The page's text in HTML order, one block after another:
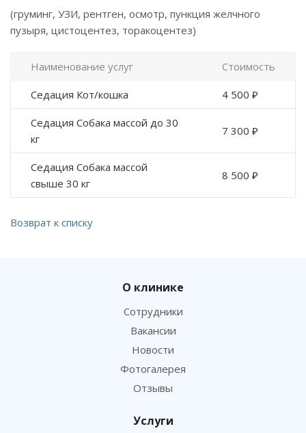
(груминг, УЗИ, рентген, осмотр, пункция желчного
пузыря, цистоцентез, торакоцентез)
Наименование услуг Стоимость
Седация Кот/кошка 4 500 ₽
Седация Собака массой до 30
кг
7 300 ₽
Седация Собака массой
свыше 30 кг
8 500 ₽
Возврат к списку
О клинике
Сотрудники
Вакансии
Новости
Фотогалерея
Отзывы
Услуги